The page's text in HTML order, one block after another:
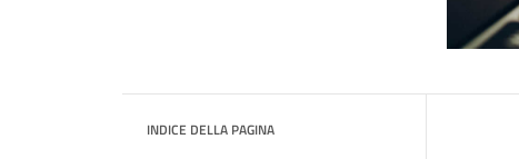
INDICE DELLA PAGINA